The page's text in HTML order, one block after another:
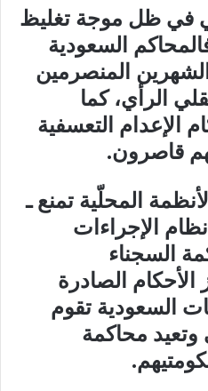
في ظل موجة تغليظ
السعودية
المنصرمين
الرأي، كما
التعسفية
قاصرون.
المحلّية تمنع ـ
2 من نظام الإجراءات
السجناء
الأحكام الصادرة
السعودية تقوم
وتعيد محاكمة